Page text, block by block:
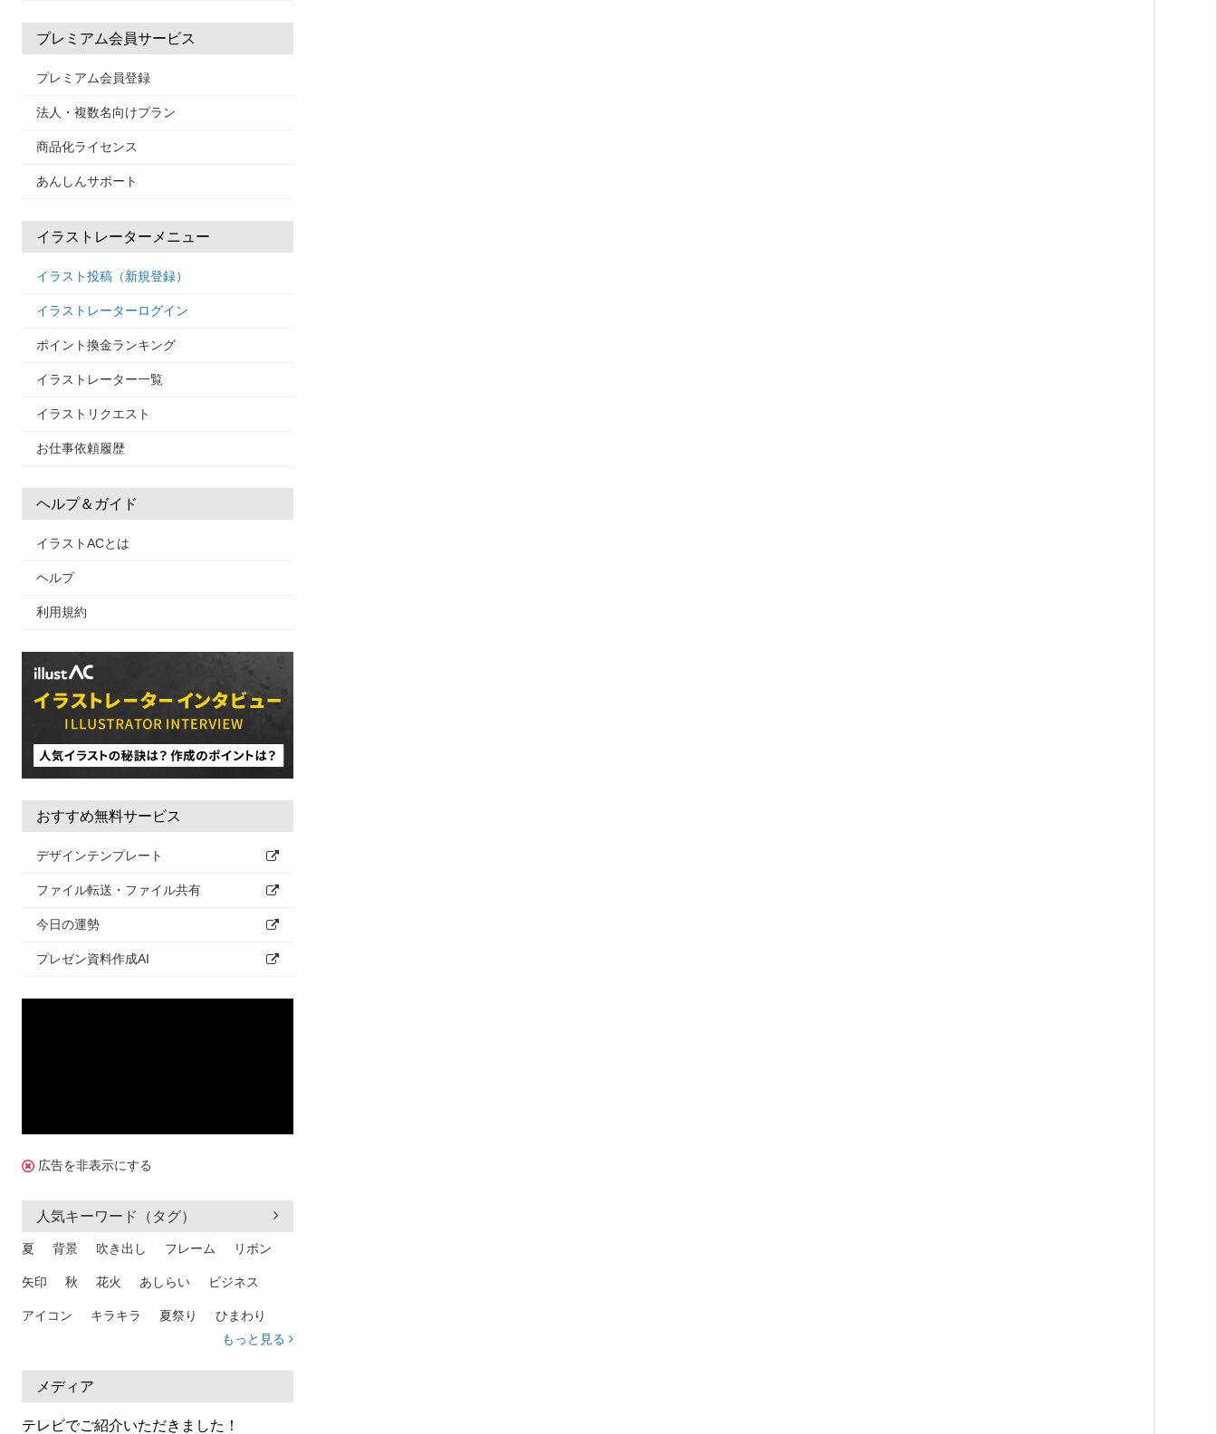
プレミアム会員サービス
プレミアム会員登録
法人・複数名向けプラン
商品化ライセンス
あんしんサポート
イラストレーターメニュー
イラスト投稿（新規登録）
イラストレーターログイン
ポイント換金ランキング
イラストレーター一覧
イラストリクエスト
お仕事依頼履歴
ヘルプ＆ガイド
イラストACとは
ヘルプ
利用規約
おすすめ無料サービス
デザインテンプレート
ファイル転送・ファイル共有
今日の運勢
プレゼン資料作成AI
広告を非表示にする
人気キーワード（タグ）
夏 背景 吹き出し フレーム リボン
矢印 秋 花火 あしらい ビジネス
アイコン キラキラ 夏祭り ひまわり
熱中症
人物 暑中見舞い
日本地図 海
もっと見る
メディア
テレビでご紹介いただきました！